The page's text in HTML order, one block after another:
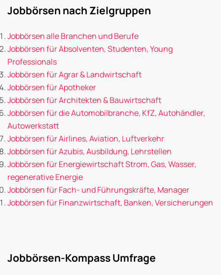
Jobbörsen nach Zielgruppen
Jobbörsen alle Branchen und Berufe
Jobbörsen für Absolventen, Studenten, Young
Professionals
Jobbörsen für Agrar & Landwirtschaft
Jobbörsen für Apotheker
Jobbörsen für Architekten & Bauwirtschaft
Jobbörsen für die Automobilbranche, KfZ, Autohändler,
Autowerkstatt
Jobbörsen für Airlines, Aviation, Luftverkehr
Jobbörsen für Azubis, Ausbildung, Lehrstellen
Jobbörsen für Energiewirtschaft Strom, Gas, Wasser,
regenerative Energie
Jobbörsen für Fach- und Führungskräfte, Manager
Jobbörsen für Finanzwirtschaft, Banken, Versicherungen
Jobbörsen-Kompass Umfrage